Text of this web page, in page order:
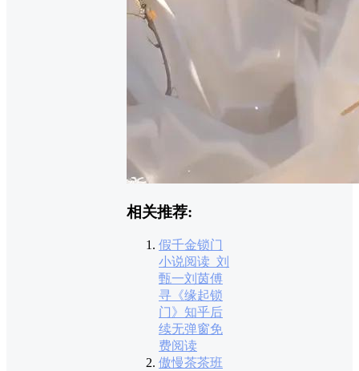
相关推荐:
假千金锁门
小说阅读_刘
甄一刘茵傅
寻《缘起锁
门》知乎后
续无弹窗免
费阅读
傲慢茶茶班